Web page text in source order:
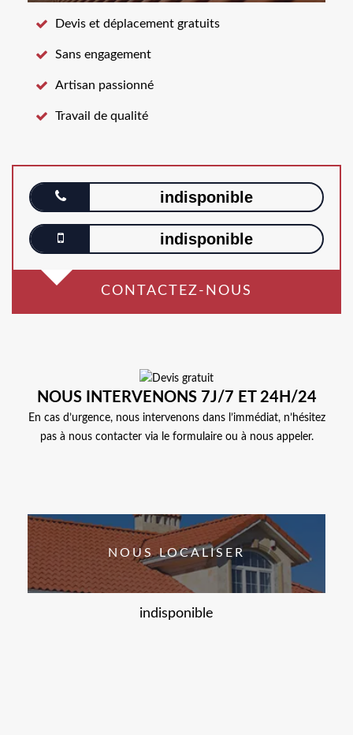
Devis et déplacement gratuits
Sans engagement
Artisan passionné
Travail de qualité
indisponible
indisponible
CONTACTEZ-NOUS
NOUS INTERVENONS 7J/7 ET 24H/24
En cas d’urgence, nous intervenons dans l’immédiat, n’hésitez
pas à nous contacter via le formulaire ou à nous appeler.
NOUS LOCALISER
indisponible